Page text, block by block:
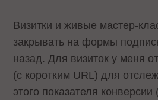
Визитки и живые мастер-
закрывать на формы
назад. Для визиток у меня
(с коротким URL) для
этого показателя конверсии